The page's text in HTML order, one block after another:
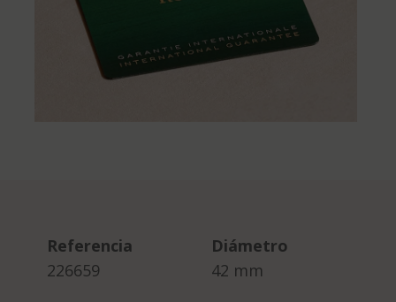
Referencia
226659
Diámetro
42 mm